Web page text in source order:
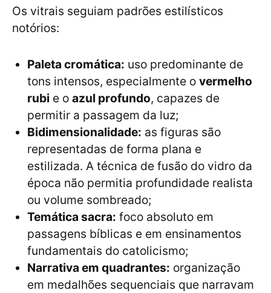
Os vitrais seguiam padrões estilísticos
notórios:
Paleta cromática: uso predominante de
tons intensos, especialmente o vermelho
rubi e o azul profundo, capazes de
permitir a passagem da luz;
Bidimensionalidade: as figuras são
representadas de forma plana e
estilizada. A técnica de fusão do vidro da
época não permitia profundidade realista
ou volume sombreado;
Temática sacra: foco absoluto em
passagens bíblicas e em ensinamentos
fundamentais do catolicismo;
Narrativa em quadrantes: organização
em medalhões sequenciais que narravam